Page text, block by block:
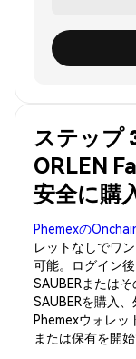
ステップ
ORLEN
安全に購
Phemexの
レットなしでワ
可能。ログイン後
SAUBERまたは
SAUBERを購入
Phemexウォレッ
または保有を開始